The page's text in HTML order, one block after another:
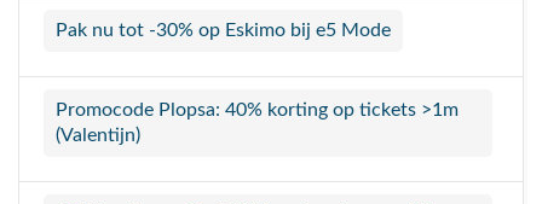
Pak nu tot -30% op Eskimo bij e5 Mode
Promocode Plopsa: 40% korting op tickets >1m
(Valentijn)